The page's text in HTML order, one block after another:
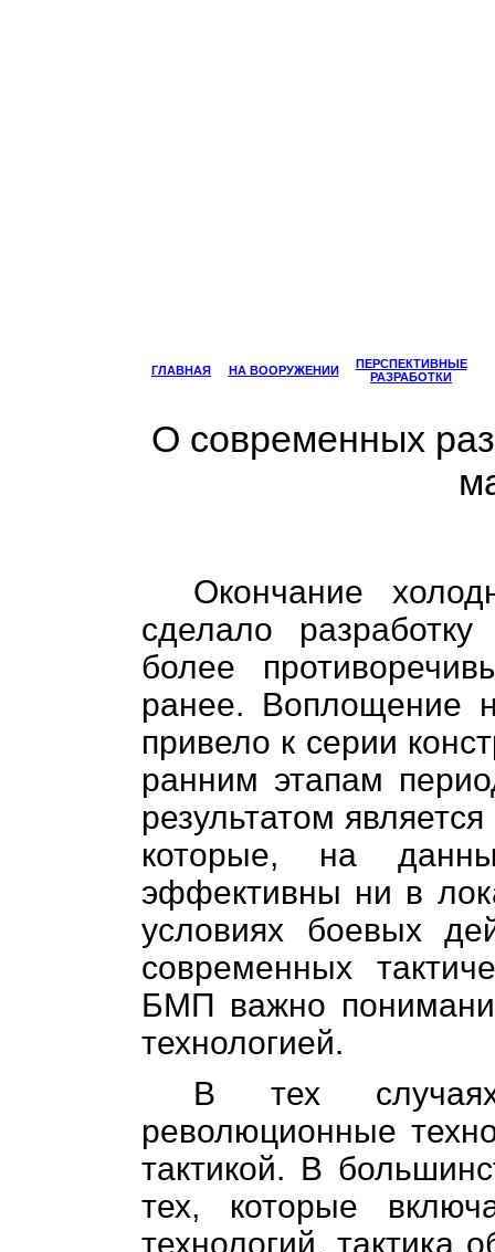
ГЛАВНАЯ НА ВООРУЖЕНИИ
ПЕРСПЕКТИВНЫЕ
РАЗРАБОТКИ
О современных
Окончание
сделало
более
ранее. Воплощение
привело к серии
ранним этапам
результатом
которые, на
эффективны ни в
условиях боевых
современных
БМП важно
технологией.
В тех
революционные
тактикой. В
тех, которые
технологий, тактика